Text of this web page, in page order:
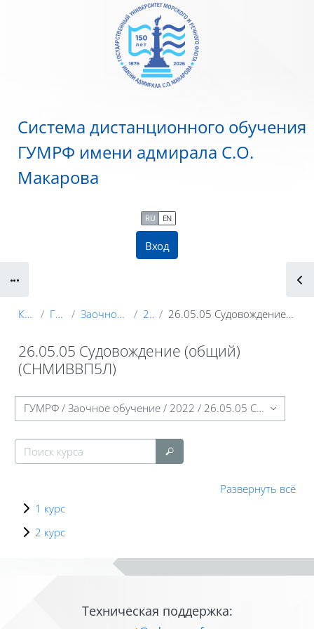
Перейти к основному содержанию
Система дистанционного обучения
ГУМРФ имени адмирала С.О.
Макарова
Вход
RU EN
Курсы ГУМРФ Заочное обучение 2022 26.05.05 Судовождение (общий) (СНМИВВП5Л)
26.05.05 Судовождение (общий)
(СНМИВВП5Л)
Блоки
Категории курсов
Поиск курса
Поиск курса
Развернуть всё
1 курс
2 курс
Техническая поддержка: